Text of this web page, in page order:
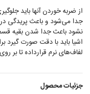
از ضربه خوردن آنها باید
جدا می‌شود و باعث پریدگی
نشود باعث جدا شدن بقیه
اشیا باید با دقت صورت گیرد
لفاف‌های نرم قرارداده تا بر
جزئیات محصول